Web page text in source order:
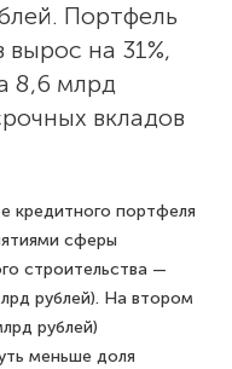
Портфель
на 31%,
8,6 млрд
вкладов
кредитного портфеля
сферы
строительства —
рублей). На втором
рублей)
меньше доля